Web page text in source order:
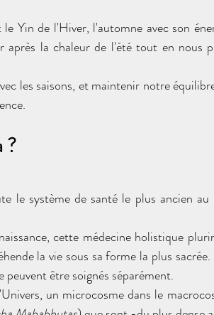
après la chaleur de l'été tout en nous
les saisons, et maintenir notre
?
le système de santé le plus ancien
cette médecine holistique
la vie sous sa forme la plus
être soignés séparément.
un microcosme dans le